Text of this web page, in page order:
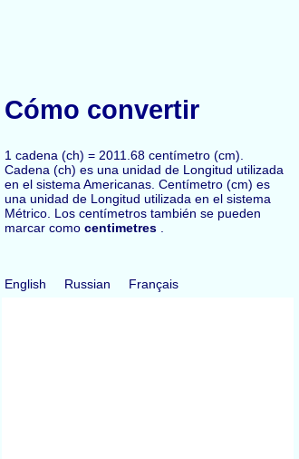
Cómo convertir
1 cadena (ch) = 2011.68 centímetro (cm).
Cadena (ch) es una unidad de Longitud utilizada
en el sistema Americanas. Centímetro (cm) es
una unidad de Longitud utilizada en el sistema
Métrico. Los centímetros también se pueden
marcar como centimetres
English Russian Français